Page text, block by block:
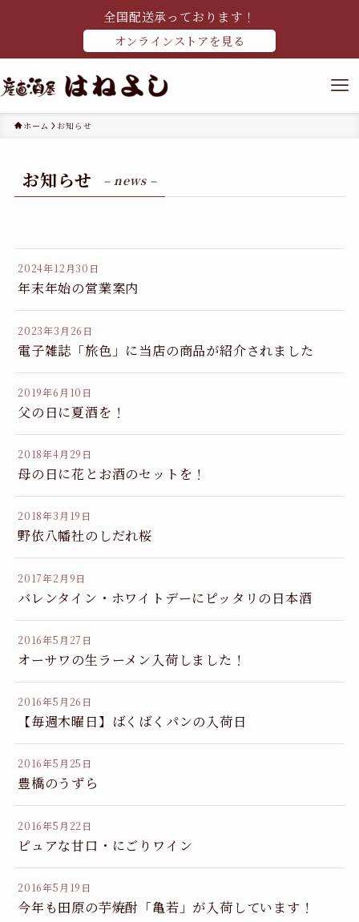
全国配送承っております！
オンラインストアを見る
ホーム お知らせ
お知らせ – news –
2024年12月30日
年末年始の営業案内
2023年3月26日
電子雑誌「旅色」に当店の商品が紹介されました
2019年6月10日
父の日に夏酒を！
2018年4月29日
母の日に花とお酒のセットを！
2018年3月19日
野依八幡社のしだれ桜
2017年2月9日
バレンタイン・ホワイトデーにピッタリの日本酒
2016年5月27日
オーサワの生ラーメン入荷しました！
2016年5月26日
【毎週木曜日】ばくばくパンの入荷日
2016年5月25日
豊橋のうずら
2016年5月22日
ピュアな甘口・にごりワイン
2016年5月19日
今年も田原の芋焼酎「亀若」が入荷しています！